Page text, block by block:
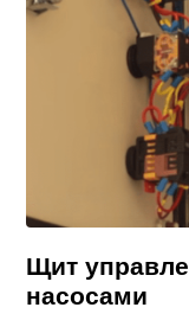
Щит
насосами